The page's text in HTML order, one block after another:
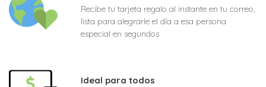
Recibe tu tarjeta regalo al instante en tu correo,
lista para alegrarle el día a esa persona
especial en segundos
Ideal para todos